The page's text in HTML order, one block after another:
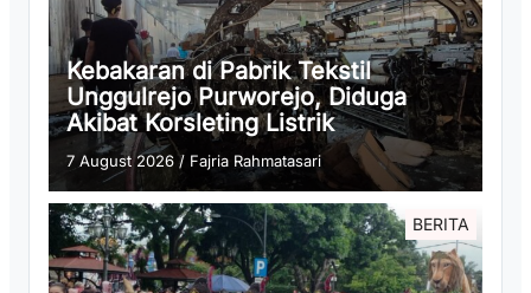
Kebakaran di Pabrik Tekstil
Unggulrejo Purworejo, Diduga
Akibat Korsleting Listrik
7 August 2026/ Fajria Rahmatasari
BERITA